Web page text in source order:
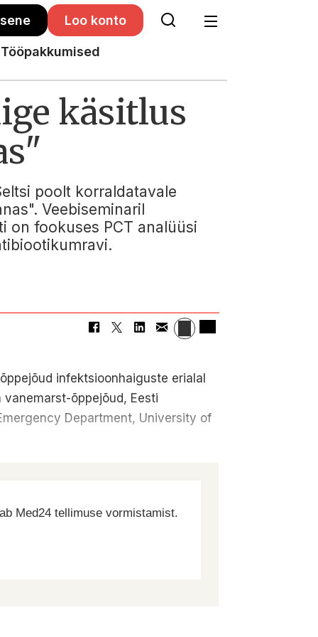
Loo konto
Tööpakkumised
käsitlus
poolt korraldatavale
Veebiseminaril
on fookuses PCT analüüsi
infektsioonhaiguste erialal
õppejõud, Eesti
Department, University of
Med24 tellimuse vormistamist.